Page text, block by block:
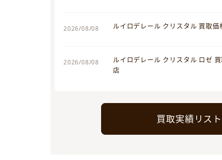
2026/08/08 ルイロデレール クリスタル 買取
2026/08/08
ルイロデレール クリスタル ロゼ
店
買取実績リスト